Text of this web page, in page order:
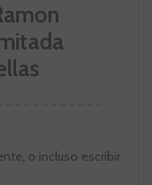
o incluso escribir